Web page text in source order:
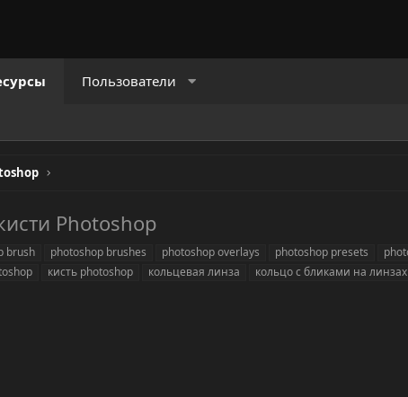
Пользователи
Photoshop
brush photoshop brushes photoshop overlays photoshop presets
кисть photoshop кольцевая линза кольцо с бликами на линзах